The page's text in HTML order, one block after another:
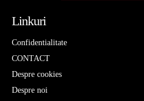
Linkuri
Confidentialitate
CONTACT
Despre cookies
Despre noi